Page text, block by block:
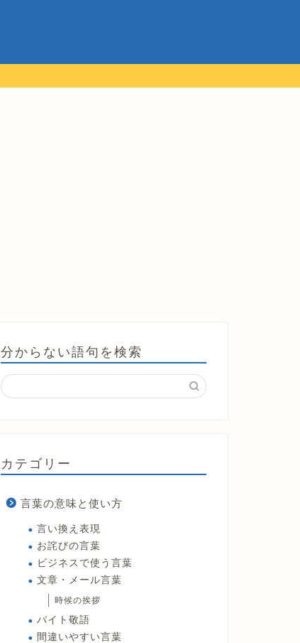
分からない語句を検索
カテゴリー
言葉の意味と使い方
言い換え表現
お詫びの言葉
ビジネスで使う言葉
文章・メール言葉
時候の挨拶
バイト敬語
間違いやすい言葉